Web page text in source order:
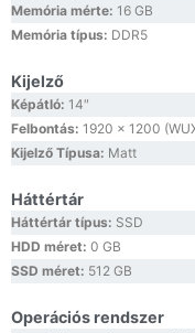
Memória mérte: 16 GB
Memória típus: DDR5
Kijelző
Képátló: 14″
Felbontás: 1920 x 1200
Kijelző Típusa: Matt
Háttértár
Háttértár típus: SSD
HDD méret: 0 GB
SSD méret: 512 GB
Operációs rendszer